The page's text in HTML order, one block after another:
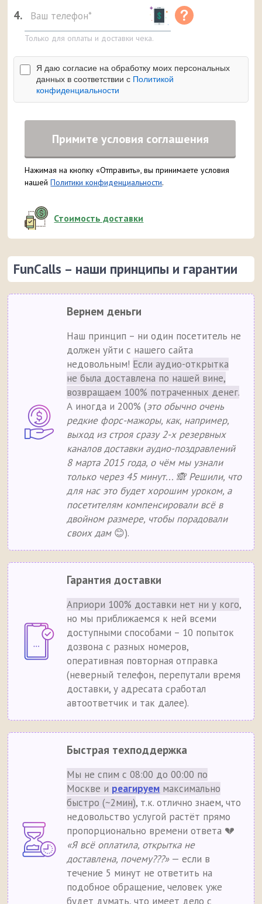
4.
Только для оплаты и доставки чека.
Я даю согласие на обработку моих персональных
данных в соответствии с Политикой
конфиденциальности
Примите условия соглашения
Нажимая на кнопку «Отправить», вы принимаете условия
нашейПолитики конфиденциальности.
Стоимость доставки
FunCalls – наши принципы и гарантии
Вернем деньги
Наш принцип – ни один посетитель не
должен уйти с нашего сайта
недовольным! Если аудио-открытка
не была доставлена по нашей вине,
возвращаем 100% потраченных денег.
А иногда и 200% (это обычно очень
редкие форс-мажоры, как, например,
выход из строя сразу 2-х резервных
каналов доставки аудио-поздравлений
8 марта 2015 года, о чём мы узнали
только через 45 минут... 🙈 Решили, что
для нас это будет хорошим уроком, а
посетителям компенсировали всё в
двойном размере, чтобы порадовали
своих дам😊).
Гарантия доставки
Априори 100% доставки нет ни у кого,
но мы приближаемся к ней всеми
доступными способами – 10 попыток
дозвона с разных номеров,
оперативная повторная отправка
(неверный телефон, перепутали время
доставки, у адресата сработал
автоответчик и так далее).
Быстрая техподдержка
Мы не спим с 08:00 до 00:00 по
Москве и реагируем максимально
быстро (~2мин), т.к. отлично знаем, что
недовольство услугой растёт прямо
пропорционально времени ответа 💔
«Я всё оплатила, открытка не
доставлена, почему???»— если в
течение 5 минут не ответить на
подобное обращение, человек уже
будет думать, что имеет дело с